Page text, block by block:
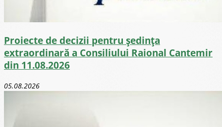
Proiecte de decizii pentru ședința
extraordinară a Consiliului Raional Cantemir
din 11.08.2026
05.08.2026